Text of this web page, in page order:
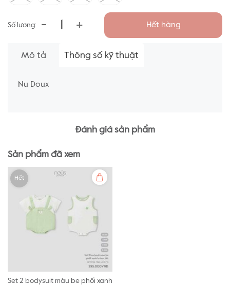
Số lượng: - + Hết hàng
Mô tả Thông số kỹ thuật
Nu Doux
Đánh giá sản phẩm
Sản phẩm đã xem
Hết
Set 2 bodysuit màu be phối xanh